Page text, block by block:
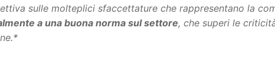
sulle molteplici sfaccettature che rappresentano la
a una buona norma sul settore, che superi le